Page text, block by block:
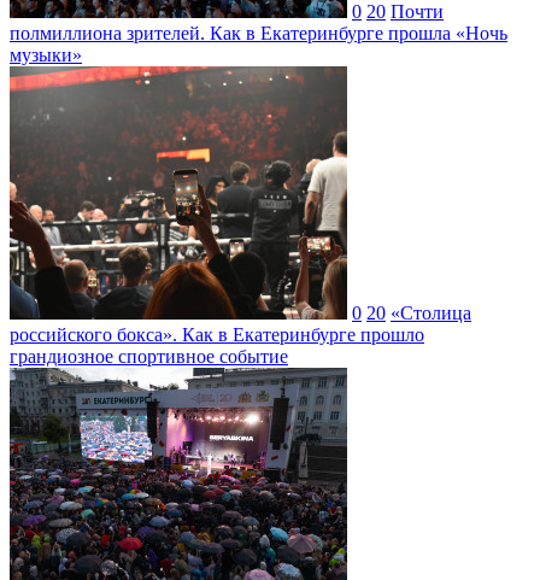
0 20 Почти
полмиллиона зрителей. Как в Екатеринбурге прошла «Ночь
музыки»
0 20 «Столица
российского бокса». Как в Екатеринбурге прошло
грандиозное спортивное событие